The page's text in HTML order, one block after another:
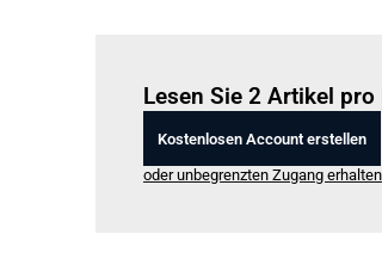
Lesen Sie 2 Artikel
Kostenlosen Account erstellen
oder unbegrenzten Zugang erhalten